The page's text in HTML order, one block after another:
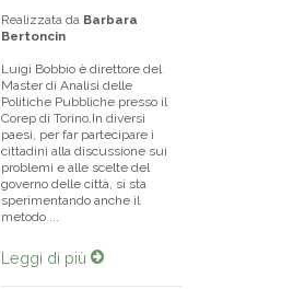
Realizzata da Barbara
Bertoncin
Luigi Bobbio è direttore del
Master di Analisi delle
Politiche Pubbliche presso il
Corep di Torino.In diversi
paesi, per far partecipare i
cittadini alla discussione sui
problemi e alle scelte del
governo delle città, si sta
sperimentando anche il
metodo ...
Leggi di più